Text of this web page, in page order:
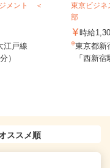
メント ＜
江戸線
）
東京ビジ
部
時給
東京都新
「西新